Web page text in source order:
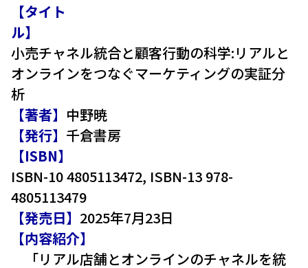
【タイト
ル】
小売チャネル統合と顧客行動の科学:リアルと
オンラインをつなぐマーケティングの実証分
析
【著者】 中野暁
【発行】 千倉書房
【ISBN
ISBN-10 4805113472, ISBN-13 978-
4805113479
【発売日】 2025年7月23日
【内容紹介】
「リアル店舗とオンラインのチャネルを統